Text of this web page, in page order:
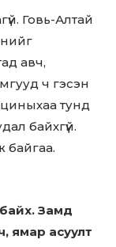
Говь-Алтай
авч,
ч гэсэн
тунд
байхгүй.
байгаа.
Замд
ямар асуулт